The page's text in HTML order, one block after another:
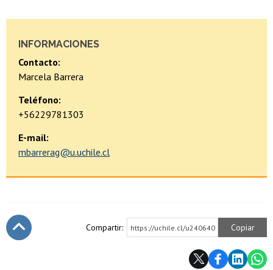
INFORMACIONES
Contacto:
Marcela Barrera
Teléfono:
+56229781303
E-mail:
mbarrerag@u.uchile.cl
Compartir: https://uchile.cl/u240640 Copiar